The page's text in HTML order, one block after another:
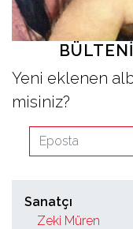
Yeni eklenen
misiniz?
Sanatçı
Zeki Müren